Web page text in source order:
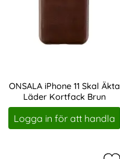
ONSALA iPhone 11 Skal Äkta
Läder Kortfack Brun
Art. nr 207417
Logga in för att handla